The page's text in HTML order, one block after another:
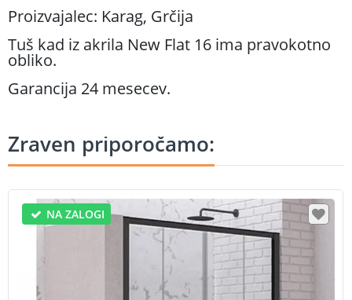
Proizvajalec: Karag, Grčija
Tuš kad iz akrila New Flat 16 ima pravokotno
obliko.
Garancija 24 mesecev.
Zraven priporočamo:
NA ZALOGI